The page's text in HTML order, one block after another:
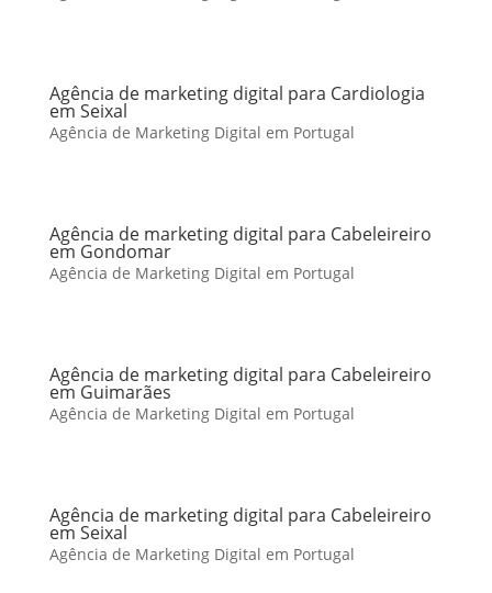
Agência de marketing digital para Cardiologia
em Seixal
Agência de Marketing Digital em Portugal
Agência de marketing digital para Cabeleireiro
em Gondomar
Agência de Marketing Digital em Portugal
Agência de marketing digital para Cabeleireiro
em Guimarães
Agência de Marketing Digital em Portugal
Agência de marketing digital para Cabeleireiro
em Seixal
Agência de Marketing Digital em Portugal